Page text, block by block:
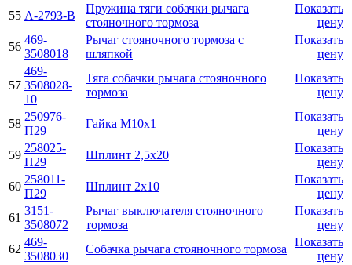
55 А-2793-В
Пружина тяги собачки рычага
стояночного тормоза
Показать
цену
56
469-
3508018
Рычаг стояночного тормоза с
шляпкой
Показать
цену
57
469-
3508028-
10
Тяга собачки рычага стояночного
тормоза
Показать
цену
58
250976-
П29
Гайка М10х1
Показать
цену
59
258025-
П29
Шплинт 2,5х20
Показать
цену
60
258011-
П29
Шплинт 2х10
Показать
цену
61
3151-
3508072
Рычаг выключателя стояночного
тормоза
Показать
цену
62
469-
3508030
Собачка pычага стояночного тоpмоза
Показать
цену